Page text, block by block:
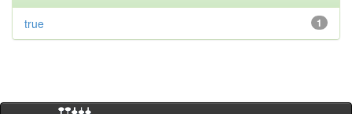
1
true